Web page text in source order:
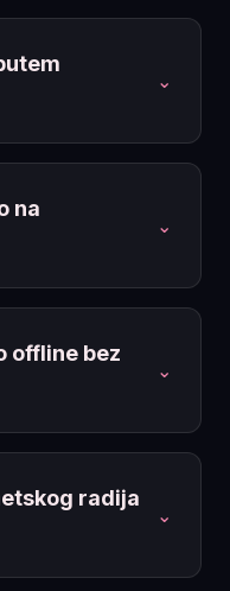
⌄
na
⌄
offline bez
⌄
radija
⌄